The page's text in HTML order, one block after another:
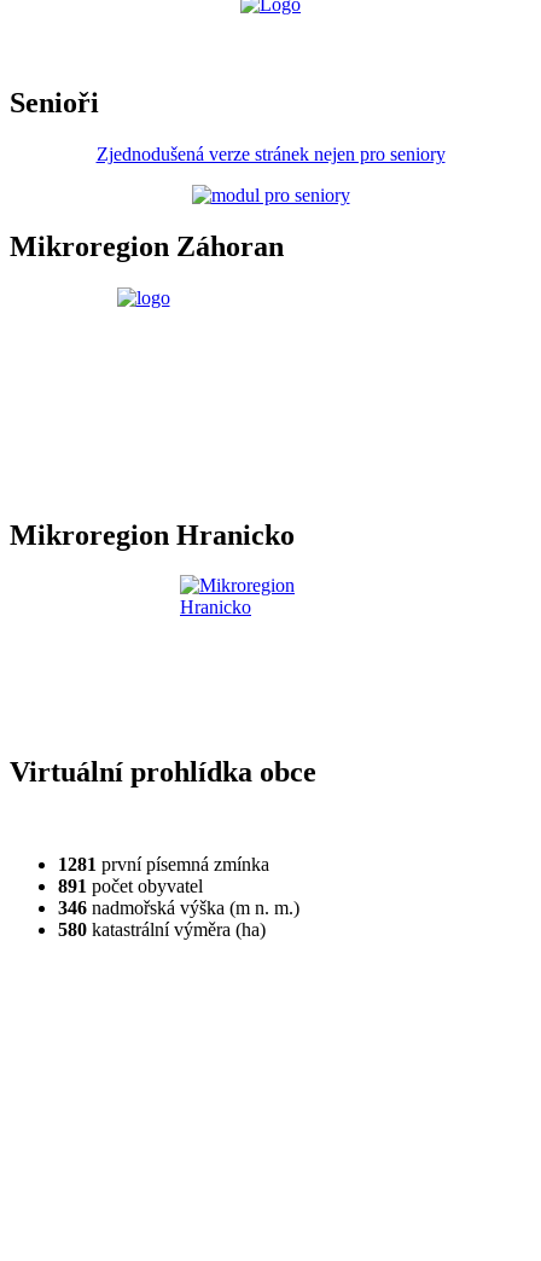
Senioři
Zjednodušená verze stránek nejen pro seniory
Mikroregion Záhoran
Mikroregion Hranicko
Virtuální prohlídka obce
1281 první písemná zmínka
891 počet obyvatel
346 nadmořská výška (m n. m.)
580 katastrální výměra (ha)